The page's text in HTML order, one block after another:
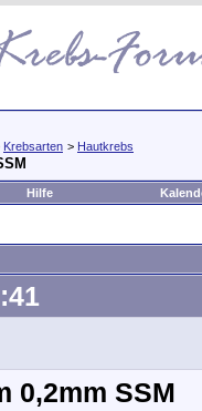
Krebsarten > Hautkrebs
Hilfe
0,2mm SSM